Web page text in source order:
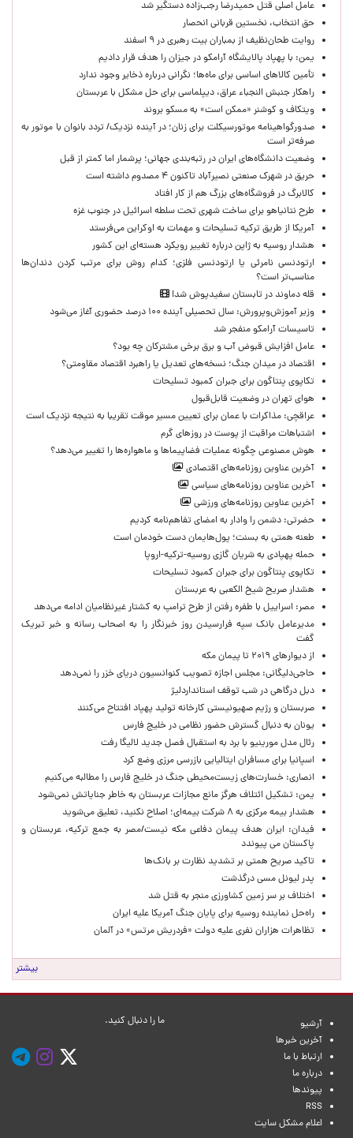
عامل اصلی قتل حمیدرضا رجب‌زاده دستگیر شد
حق انتخاب، نخستین قربانی انحصار
روایت طحان‌نظیف از بمباران بیت رهبری در ۹ اسفند
یمن: با پهپاد پالایشگاه آرامکو در جیزان را هدف قرار دادیم
تأمین کالاهای اساسی برای ماه‌ها؛ نگرانی درباره ذخایر وجود ندارد
راهکار جنبش النجباء عراق، دیپلماسی برای حل مشکل با عربستان
ویتکاف و کوشنر «ممکن است» به مسکو بروند
صدورگواهینامه موتورسیکلت برای زنان؛ در آینده نزدیک/ تردد بانوان با موتور به‌
صرفه‌تر است
وضعیت دانشگاه‌های ایران در رتبه‌بندی جهانی؛ پرشمار اما کمتر از قبل
حریق در شهرک صنعتی نصیرآباد تاکنون ۴ مصدوم داشته است
کالابرگ در فروشگاه‌های بزرگ هم از کار افتاد
طرح نتانیاهو برای ساخت شهری تحت سلطه اسرائیل در جنوب غزه
آمریکا از طریق ترکیه تسلیحات و مهمات به اوکراین می‌فرستد
هشدار روسیه به ژاپن درباره تغییر رویکرد هسته‌ای این کشور
ارتودنسی نامرئی یا ارتودنسی فلزی؛ کدام روش برای مرتب کردن دندان‌ها
مناسب‌تر است؟
قله دماوند در تابستان سفیدپوش شد!
وزیر آموزش‌وپرورش: سال تحصیلی آینده ۱۰۰ درصد حضوری آغاز می‌شود
تاسیسات آرامکو منفجر شد
عامل افزایش قبوض آب و برق برخی مشترکان چه بود؟
اقتصاد در میدان جنگ؛ نسخه‌های تعدیل یا راهبرد اقتصاد مقاومتی؟
تکاپوی پنتاگون برای جبران کمبود تسلیحات
هوای تهران در وضعیت قابل‌قبول
عراقچی: مذاکرات با عمان برای تعیین مسیر موقت تقریبا به نتیجه نزدیک است
اشتباهات مراقبت از پوست در روزهای گرم
هوش مصنوعی چگونه عملیات فضاپیماها و ماهواره‌ها را تغییر می‌دهد؟
آخرین عناوین روزنامه‌های اقتصادی
آخرین عناوین روزنامه‌های سیاسی
آخرین عناوین روزنامه‌های ورزشی
حضرتی: دشمن را وادار به امضای تفاهم‌نامه کردیم
طعنه همتی به بسنت؛ پول‌هایمان دست خودمان است
حمله پهپادی به شریان گازی روسیه-ترکیه-اروپا
تکاپوی پنتاگون برای جبران کمبود تسلیحات
هشدار صریح شیخ الکعبی به عربستان
مصر: اسراییل با طفره رفتن از طرح ترامپ به کشتار غیرنظامیان ادامه می‌دهد
مدیرعامل بانک سپه فرارسیدن روز خبرنگار را به اصحاب رسانه و خبر تبریک
گفت
از دیوارهای ۲۰۱۹ تا پیمان مکه
حاجی‌دلیگانی: مجلس اجازه تصویب کنوانسیون دریای خزر را نمی‌دهد
دبل درگاهی در شب توقف استانداردلیژ
صربستان و رژیم صهیونیستی کارخانه تولید پهپاد افتتاح می‌کنند
یونان به دنبال گسترش حضور نظامی در خلیج فارس
رئال مدل مورینیو با برد به استقبال فصل جدید لالیگا رفت
اسپانیا برای مسافران ایتالیایی بازرسی مرزی وضع کرد
انصاری: خسارت‌های زیست‌محیطی جنگ در خلیج فارس را مطالبه‌ می‌کنیم
یمن: تشکیل ائتلاف هرگز مانع مجازات عربستان به خاطر جنایاتش نمی‌شود
هشدار بیمه مرکزی به ۸ شرکت بیمه‌ای؛ اصلاح نکنید، تعلیق می‌شوید
فیدان: ایران هدف پیمان دفاعی مکه نیست/مصر به جمع ترکیه، عربستان و
پاکستان می پیوندد
تاکید صریح همتی بر تشدید نظارت بر بانک‌ها
پدر لیونل مسی درگذشت
اختلاف بر سر زمین کشاورزی منجر به قتل شد
راه‌حل نماینده روسیه برای پایان جنگ آمریکا علیه ایران
تظاهرات هزاران نفری علیه دولت «فردریش مرتس» در آلمان
بیشتر
آرشیو
آخرین خبرها
ارتباط با ما
درباره ما
پیوندها
RSS
اعلام مشکل سایت
ما را دنبال کنید.